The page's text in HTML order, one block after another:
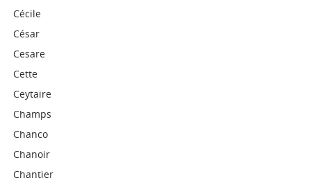
Cécile
César
Cesare
Cette
Ceytaire
Champs
Chanco
Chanoir
Chantier